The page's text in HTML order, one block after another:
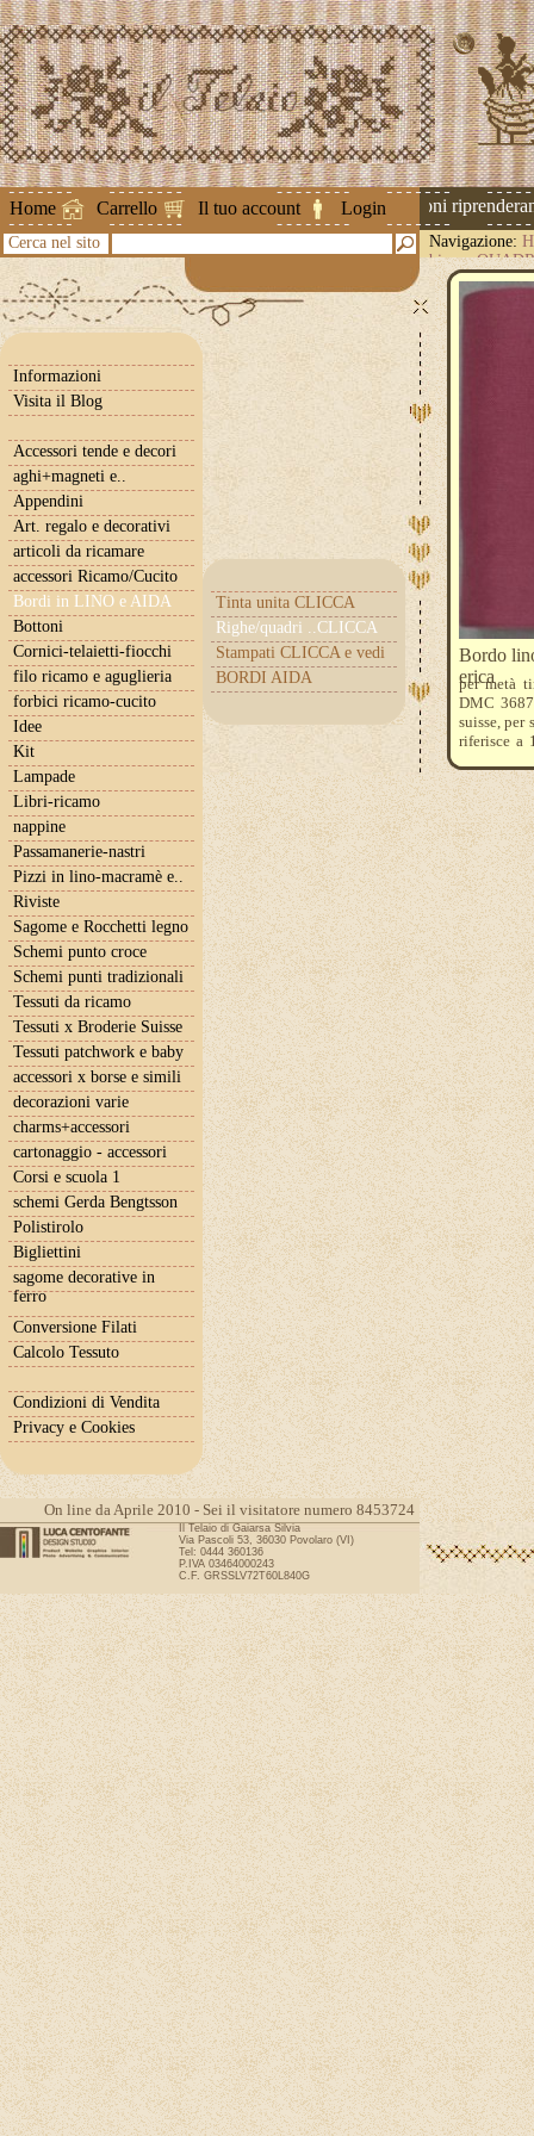
Home Carrello Il tuo account Login
Attenzione ! Le spedizioni
Cerca nel sito Navigazione:
bianca
Informazioni
Visita il Blog
Accessori tende e decori
aghi+magneti e..
Appendini
Art. regalo e decorativi
articoli da ricamare
accessori Ricamo/Cucito
Bordi in LINO e AIDA
Tinta unita CLICCA
Righe/quadri ..CLICCA
Stampati CLICCA e vedi
BORDI AIDA
Bottoni
Cornici-telaietti-fiocchi
filo ricamo e aguglieria
forbici ricamo-cucito
Idee
Kit
Lampade
Libri-ricamo
nappine
Passamanerie-nastri
Pizzi in lino-macramè e..
Riviste
Sagome e Rocchetti legno
Schemi punto croce
Schemi punti tradizionali
Tessuti da ricamo
Tessuti x Broderie Suisse
Tessuti patchwork e baby
accessori x borse e simili
decorazioni varie
charms+accessori
cartonaggio - accessori
Corsi e scuola 1
schemi Gerda Bengtsson
Polistirolo
Bigliettini
sagome decorative in
ferro
Conversione Filati
Calcolo Tessuto
Condizioni di Vendita
Privacy e Cookies
Bordo
erica
per metà
DMC
suisse,
riferisce a
nostro
On line da Aprile 2010 - Sei il visitatore numero 8453724
Il Telaio di Gaiarsa Silvia
Via Pascoli 53, 36030 Povolaro (VI)
Tel: 0444 360136
P.IVA 03464000243
C.F. GRSSLV72T60L840G